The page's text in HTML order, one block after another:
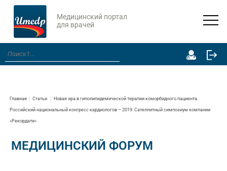
Медицинский портал
для врачей
Главная Статьи Новая эра в гиполипидемической терапии коморбидного пациента.
Российский национальный конгресс кардиологов – 2019. Сателлитный симпозиум компании
«Рекордати»
МЕДИЦИНСКИЙ ФОРУМ